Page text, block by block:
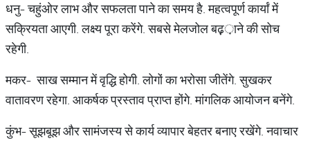
धनु- चहुंओर लाभ और सफलता पाने का समय है. महत्वपूर्ण कार्यां में
सक्रियता आएगी. लक्ष्य पूरा करेंगे. सबसे मेलजोल बढ़़़ाने की सोच
रहेगी.
मकर- साख सम्मान में वृद्धि होगी. लोगों का भरोसा जीतेंगे. सुखकर
वातावरण रहेगा. आकर्षक प्रस्ताव प्राप्त होंगे. मांगलिक आयोजन बनेंगे.
कुंभ- सूझबूझ और सामंजस्य से कार्य व्यापार बेहतर बनाए रखेंगे. नवाचार